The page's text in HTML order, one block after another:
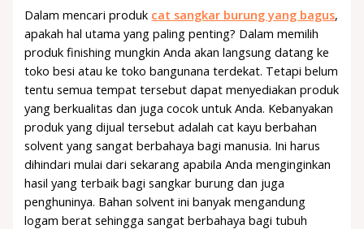
Dalam mencari produk cat sangkar burung yang bagus,
apakah hal utama yang paling penting? Dalam memilih
produk finishing mungkin Anda akan langsung datang ke
toko besi atau ke toko bangunana terdekat. Tetapi belum
tentu semua tempat tersebut dapat menyediakan produk
yang berkualitas dan juga cocok untuk Anda. Kebanyakan
produk yang dijual tersebut adalah cat kayu berbahan
solvent yang sangat berbahaya bagi manusia. Ini harus
dihindari mulai dari sekarang apabila Anda menginginkan
hasil yang terbaik bagi sangkar burung dan juga
penghuninya. Bahan solvent ini banyak mengandung
logam berat sehingga sangat berbahaya bagi tubuh